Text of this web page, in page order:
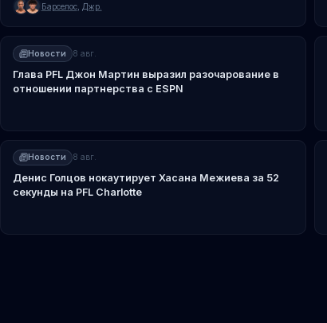
Барселос, Джр.
Новости 8 авг.
Глава PFL Джон Мартин выразил разочарование в
отношении партнерства с ESPN
Новости 8 авг.
Денис Голцов нокаутирует Хасана Межиева за 52
секунды на PFL Charlotte